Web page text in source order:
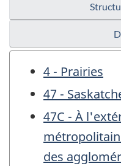
4 - Prairies
47 -
47C - À
des